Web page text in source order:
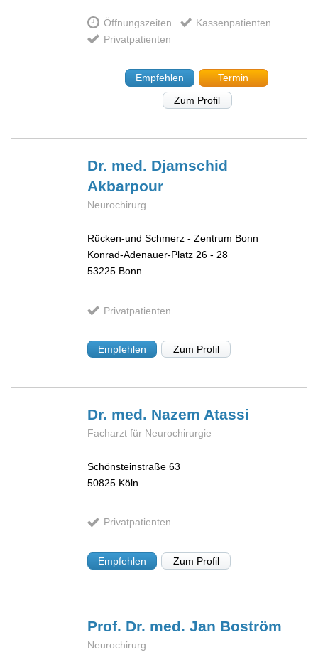
Öffnungszeiten
Kassenpatienten
Privatpatienten
Empfehlen
Termin
Zum Profil
Dr. med. Djamschid
Akbarpour
Neurochirurg
Rücken-und Schmerz - Zentrum Bonn
Konrad-Adenauer-Platz 26 - 28
53225 Bonn
Privatpatienten
Empfehlen Zum Profil
Dr. med. Nazem Atassi
Facharzt für Neurochirurgie
Schönsteinstraße 63
50825 Köln
Privatpatienten
Empfehlen Zum Profil
Prof. Dr. med. Jan Boström
Neurochirurg